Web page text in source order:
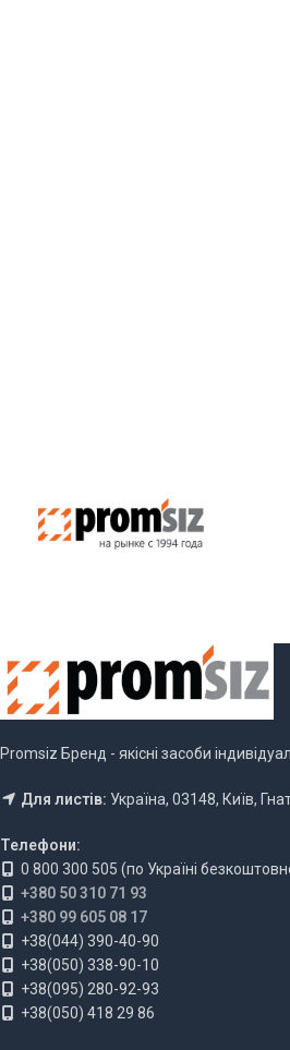
Promsiz Бренд - якісні засоби
Для листів: Україна, 03148, Київ,
Телефони:
0 800 300 505 (по Україні
+380 50 310 71 93
+380 99 605 08 17
+38(044) 390-40-90
+38(050) 338-90-10
+38(095) 280-92-93
+38(050) 418 29 86